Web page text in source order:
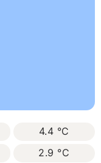
4.4 °C
2.9 °C